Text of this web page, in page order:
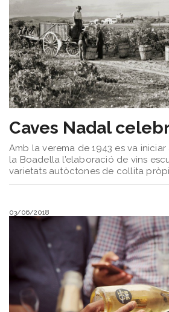
Caves Nadal
Amb la verema de 1943 es va
la Boadella l’elaboració de vins
varietats autòctones de collita
03/06/2018